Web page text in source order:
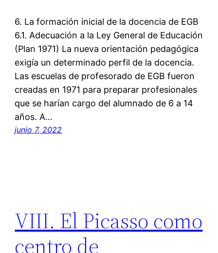
6. La formación inicial de la docencia de EGB
6.1. Adecuación a la Ley General de Educación
(Plan 1971) La nueva orientación pedagógica
exigía un determinado perfil de la docencia.
Las escuelas de profesorado de EGB fueron
creadas en 1971 para preparar profesionales
que se harían cargo del alumnado de 6 a 14
años. A…
junio 7, 2022
VIII. El Picasso como
centro de